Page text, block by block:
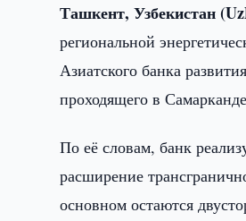
Ташкент, Узбекистан
региональной
Азиатского банка
проходящего в
По её словам, банк
расширение
основном остаются